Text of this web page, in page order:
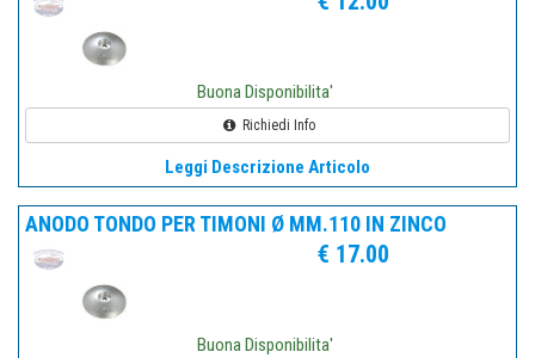
Buona Disponibilita'
Richiedi Info
Leggi Descrizione Articolo
ANODO TONDO PER TIMONI Ø MM.110 IN ZINCO
€ 17.00
Buona Disponibilita'